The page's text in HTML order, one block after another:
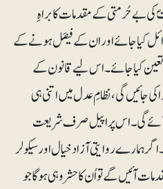
بے حُرمتی کے مقدمات کا براہِ
کیا جائے اور ان کے فیصَل ہونے کے
تعین کیا جائے۔ اس لیے قانون کے
کی جائیں گی، نظامِ عدل میں اتنی ہی
آئے گی۔ اس پر اپیل صرف شریعت
ہمارے روایتی آزاد خیال اور سیکولر
آئیں گے تو اُن کا حشر وہی ہوگا جو